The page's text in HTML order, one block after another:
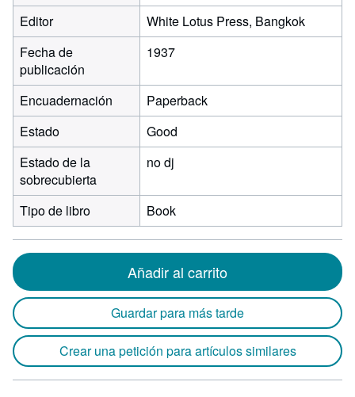
Editor
White Lotus Press, Bangkok
Fecha de
publicación
1937
Encuadernación
Paperback
Estado
Good
Estado de la
sobrecubierta
no dj
Tipo de libro Book
Añadir al carrito
Guardar para más tarde
Crear una petición para artículos similares